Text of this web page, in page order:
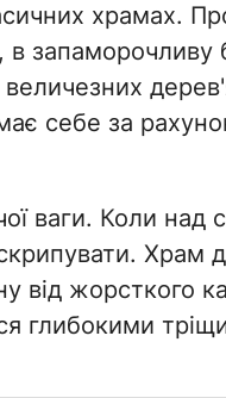
храмах.
запаморочливу
себе за
ваги. Коли над
Храм
від жорсткого
глибокими